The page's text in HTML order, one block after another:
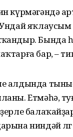
күрмәгәндә
Бында
бар, –
алдында тыныс
Етмәһә,
ниндәй